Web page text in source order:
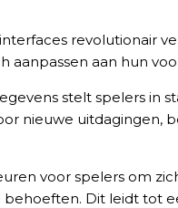
revolutionair
aanpassen aan hun
stelt spelers in
nieuwe uitdagingen,
voor spelers om
Dit leidt tot